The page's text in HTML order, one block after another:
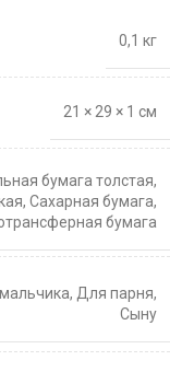
0,1 кг
21 × 29 × 1 см
бумага толстая,
, Сахарная бумага,
бумага
, Для парня,
Сыну